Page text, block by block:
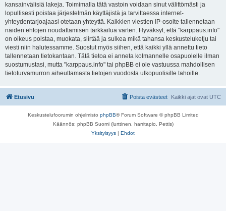
kansainvälisiä lakeja. Toimimalla tätä vastoin voidaan sinut välittömästi ja
lopullisesti poistaa järjestelmän käyttäjistä ja tarvittaessa internet-
yhteydentarjoajaasi otetaan yhteyttä. Kaikkien viestien IP-osoite tallennetaan
näiden ehtojen noudattamisen tarkkailua varten. Hyväksyt, että "karppaus.info"
on oikeus poistaa, muokata, siirtää ja sulkea mikä tahansa keskusteluketju tai
viesti niin halutessamme. Suostut myös siihen, että kaikki yllä annettu tieto
tallennetaan tietokantaan. Tätä tietoa ei anneta kolmannelle osapuolelle ilman
suostumustasi, mutta "karppaus.info" tai phpBB ei ole vastuussa mahdollisen
tietoturvamurron aiheuttamasta tietojen vuodosta ulkopuolisille tahoille.
Etusivu Kaikki ajat ovat UTC
Poista evästeet
Keskustelufoorumin ohjelmisto phpBB® Forum Software © phpBB Limited
Käännös: phpBB Suomi (lurttinen, harritapio, Pettis)
Yksityisyys | Ehdot